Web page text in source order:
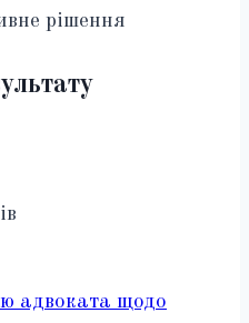
рішення
адвоката щодо